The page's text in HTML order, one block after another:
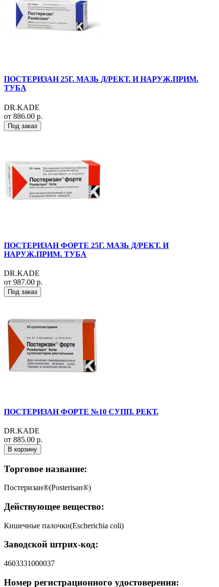
ПОСТЕРИЗАН 25Г. МАЗЬ Д/РЕКТ. И НАРУЖ.ПРИМ.
ТУБА
DR.KADE
от 886.00 р.
Под заказ
ПОСТЕРИЗАН ФОРТЕ 25Г. МАЗЬ Д/РЕКТ. И
НАРУЖ.ПРИМ. ТУБА
DR.KADE
от 987.00 р.
Под заказ
ПОСТЕРИЗАН ФОРТЕ №10 СУПП. РЕКТ.
DR.KADE
от 885.00 р.
В корзину
Торговое название:
Постеризан®(Posterisan®)
Действующее вещество:
Кишечные палочки(Escherichia coli)
Заводской штрих-код:
4603331000037
Номер регистрационного удостоверения: